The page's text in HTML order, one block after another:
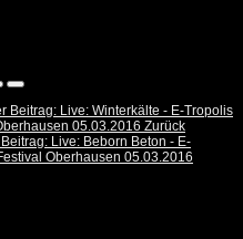
Beitrag: Live: Winterkälte - E-Tropolis
05.03.2016 Zurück
Live: Beborn Beton - E-
Oberhausen 05.03.2016